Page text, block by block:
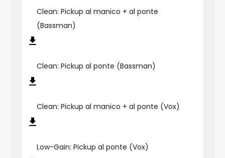
Clean: Pickup al manico + al ponte
(Bassman)
Clean: Pickup al ponte (Bassman)
Clean: Pickup al manico + al ponte (Vox)
Low-Gain: Pickup al ponte (Vox)